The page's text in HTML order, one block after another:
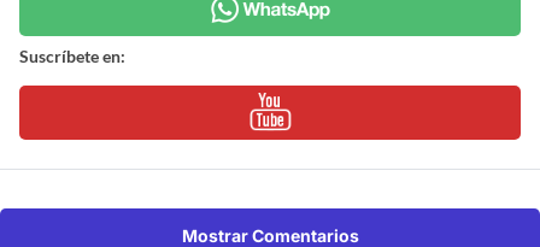
Suscríbete en:
Mostrar Comentarios